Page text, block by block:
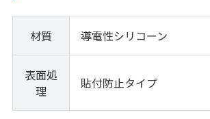
材質 導電性シリコーン
表面処
理
貼付防止タイプ